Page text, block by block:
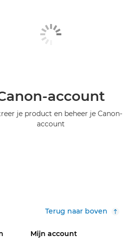
account
je product en beheer je Canon-
account
Terug naar boven
Mijn account